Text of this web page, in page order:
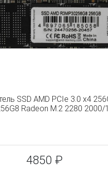
SSD AMD PCIe 3.0 x4
Radeon M.2 2280 2000/
4850 ₽